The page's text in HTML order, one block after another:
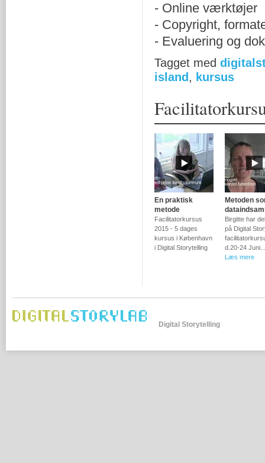
- Online værktøjer
- Copyright,
- Evaluering og
Tagget med
island, kursus
En praktisk
metode
Facilitatorkursus
2015 - 5 dages
kursus i København
i Digital Storytelling
Metoden
Birgitte har
på Digital
d.20-24 Juni...
Læs mere
Digital Storytelling